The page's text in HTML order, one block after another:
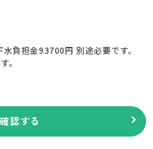
負担金93700円 別途必要です。
。
認する